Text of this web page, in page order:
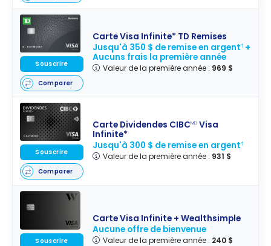
Carte Visa Infinite* TD Remises
Jusqu'à 350 $ de remise en argent† +
Aucuns frais la première année
Valeur de la première année : 969 $
Souscrire
Comparer
Carte Dividendes CIBCMD Visa
Infinite*
Jusqu'à 300 $ de remise en argent†
Valeur de la première année : 931 $
Souscrire
Comparer
Carte Visa Infinite + Wealthsimple
Aucune offre de bienvenue
Valeur de la première année : 240 $
Souscrire